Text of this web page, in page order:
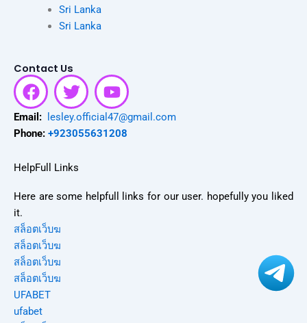
Sri Lanka
Sri Lanka
Contact Us
F
a
c
e
o
k
T
w
i
t
e
Y
o
u
t
Email:
lesley.official47@gmail.com
Phone: +923055631208
HelpFull Links
Here are some helpfull links for our user. hopefully you liked
it.
สล็อตเว็บฆ
สล็อตเว็บฆ
สล็อตเว็บฆ
สล็อตเว็บฆ
UFABET
ufabet